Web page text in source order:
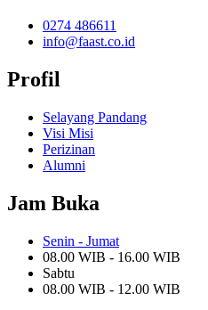
0274 486611
info@faast.co.id
Profil
Selayang Pandang
Visi Misi
Perizinan
Alumni
Jam Buka
Senin - Jumat
08.00 WIB - 16.00 WIB
Sabtu
08.00 WIB - 12.00 WIB